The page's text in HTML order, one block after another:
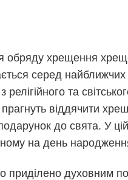
обряду хрещення
серед найближчих
з релігійного та
віддячити
до свята. У
на день
приділено духовним